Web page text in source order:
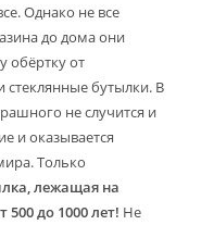
Однако не все
до дома они
обёртку от
бутылки. В
не случится и
и оказывается
Только
лежащая на
500 до 1000 лет! Не